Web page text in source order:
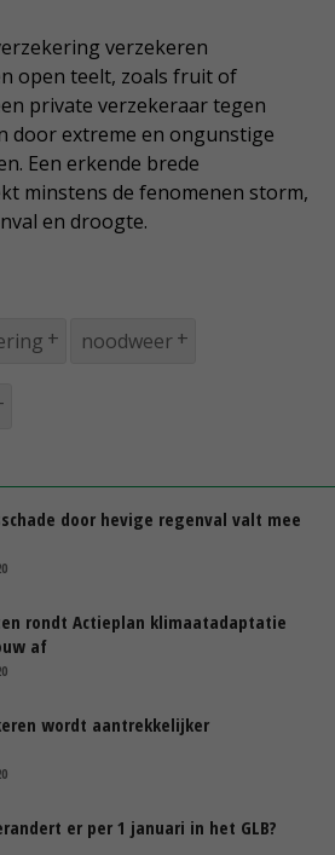
verzekeren
open teelt, zoals fruit of
private verzekeraar tegen
door extreme en ongunstige
Een erkende brede
minstens de fenomenen storm,
en droogte.
noodweer
door hevige regenval valt mee
rondt Actieplan klimaatadaptatie
af
wordt aantrekkelijker
er per 1 januari in het GLB?